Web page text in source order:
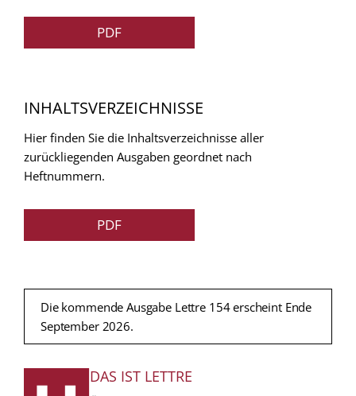
PDF
INHALTSVERZEICHNISSE
Hier finden Sie die Inhaltsverzeichnisse aller
zurückliegenden Ausgaben geordnet nach
Heftnummern.
PDF
Die kommende Ausgabe Lettre 154 erscheint Ende
September 2026.
FUSSZEILE
DAS IST LETTRE